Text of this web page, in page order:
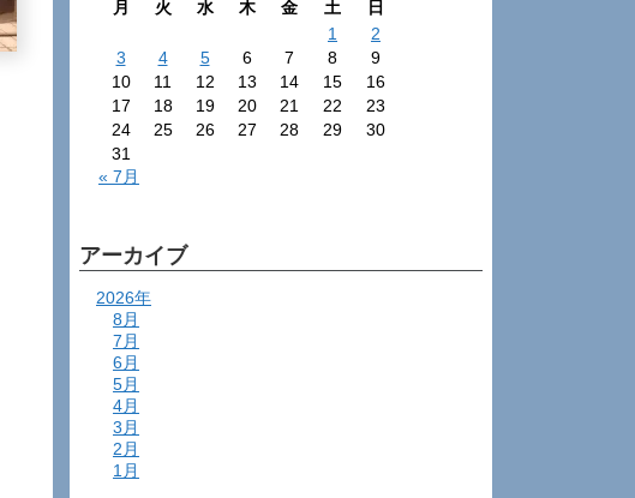
月
火 水 木 金 土
日
1
2
3
4 5 6 7 8
9
10
11 12 13 14 15
16
17
18 19 20 21 22
23
24
25 26 27 28 29
30
31
« 7月
アーカイブ
2026年
8月
7月
6月
5月
4月
3月
2月
1月